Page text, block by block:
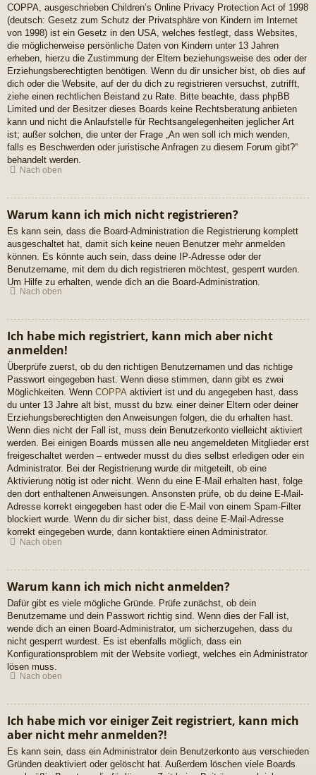
COPPA, ausgeschrieben Children’s Online Privacy Protection Act of 1998
(deutsch: Gesetz zum Schutz der Privatsphäre von Kindern im Internet
von 1998) ist ein Gesetz in den USA, welches festlegt, dass Websites,
die möglicherweise persönliche Daten von Kindern unter 13 Jahren
erheben, hierzu die Zustimmung der Eltern beziehungsweise des oder der
Erziehungsberechtigten benötigen. Wenn du dir unsicher bist, ob dies auf
dich oder die Website, auf der du dich zu registrieren versuchst, zutrifft,
ziehe einen rechtlichen Beistand zu Rate. Bitte beachte, dass phpBB
Limited und der Besitzer dieses Boards keine Rechtsberatung anbieten
kann und nicht die Anlaufstelle für Rechtsangelegenheiten jeglicher Art
ist; außer solchen, die unter der Frage „An wen soll ich mich wenden,
falls es Beschwerden oder juristische Anfragen zu diesem Forum gibt?“
behandelt werden.
Nach oben
Warum kann ich mich nicht registrieren?
Es kann sein, dass die Board-Administration die Registrierung komplett
ausgeschaltet hat, damit sich keine neuen Benutzer mehr anmelden
können. Es könnte auch sein, dass deine IP-Adresse oder der
Benutzername, mit dem du dich registrieren möchtest, gesperrt wurden.
Um Hilfe zu erhalten, wende dich an die Board-Administration.
Nach oben
Ich habe mich registriert, kann mich aber nicht
anmelden!
Überprüfe zuerst, ob du den richtigen Benutzernamen und das richtige
Passwort eingegeben hast. Wenn diese stimmen, dann gibt es zwei
Möglichkeiten. Wenn COPPA aktiviert ist und du angegeben hast, dass
du unter 13 Jahre alt bist, musst du bzw. einer deiner Eltern oder deiner
Erziehungsberechtigten den Anweisungen folgen, die du erhalten hast.
Wenn dies nicht der Fall ist, muss dein Benutzerkonto vielleicht aktiviert
werden. Bei einigen Boards müssen alle neu angemeldeten Mitglieder erst
freigeschaltet werden – entweder musst du dies selbst erledigen oder ein
Administrator. Bei der Registrierung wurde dir mitgeteilt, ob eine
Aktivierung nötig ist oder nicht. Wenn du eine E-Mail erhalten hast, folge
den dort enthaltenen Anweisungen. Ansonsten prüfe, ob du deine E-Mail-
Adresse korrekt eingegeben hast oder die E-Mail von einem Spam-Filter
blockiert wurde. Wenn du dir sicher bist, dass deine E-Mail-Adresse
korrekt eingegeben wurde, dann kontaktiere einen Administrator.
Nach oben
Warum kann ich mich nicht anmelden?
Dafür gibt es viele mögliche Gründe. Prüfe zunächst, ob dein
Benutzername und dein Passwort richtig sind. Wenn dies der Fall ist,
wende dich an einen Board-Administrator, um sicherzugehen, dass du
nicht gesperrt wurdest. Es ist ebenfalls möglich, dass ein
Konfigurationsproblem mit der Website vorliegt, welches ein Administrator
lösen muss.
Nach oben
Ich habe mich vor einiger Zeit registriert, kann mich
aber nicht mehr anmelden?!
Es kann sein, dass ein Administrator dein Benutzerkonto aus verschieden
Gründen deaktiviert oder gelöscht hat. Außerdem löschen viele Boards